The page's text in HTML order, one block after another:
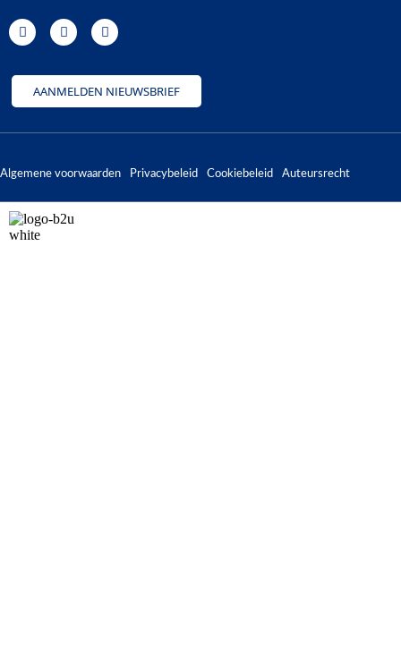
AANMELDEN NIEUWSBRIEF
Algemene voorwaarden Privacybeleid Cookiebeleid Auteursrecht